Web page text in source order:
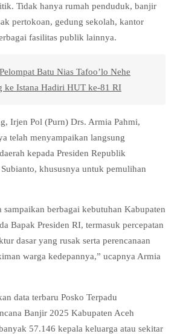
Tidak hanya rumah penduduk, banjir
pertokoan, gedung sekolah, kantor
fasilitas publik lainnya.
Pelompat Batu Nias Tafoo’lo Nehe
ke Istana Hadiri HUT ke-81 RI
Irjen Pol (Purn) Drs. Armia Pahmi,
telah menyampaikan langsung
kepada Presiden Republik
khususnya untuk pemulihan
berbagai kebutuhan Kabupaten
Bapak Presiden RI, termasuk percepatan
dasar yang rusak serta perencanaan
warga kedepannya,” ucapnya Armia
data terbaru Posko Terpadu
Banjir 2025 Kabupaten Aceh
57.146 kepala keluarga atau sekitar